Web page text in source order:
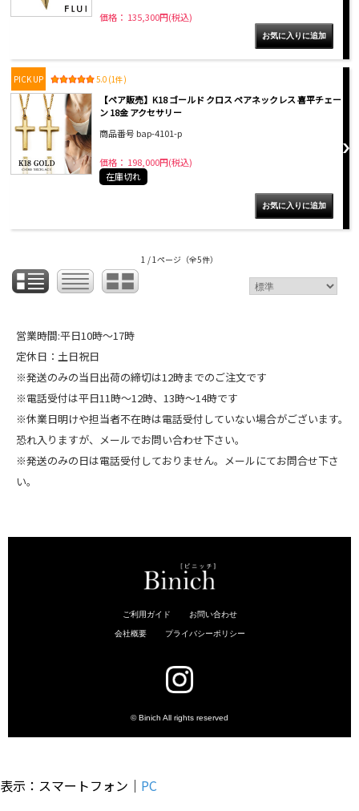
価格： 135,300円(税込)
PICK UP 5.0 (1件)
【ペア販売】K18 ゴールド クロス ペアネックレス 喜平チェー
ン 18金 アクセサリー
商品番号 bap-4101-p
価格： 198,000円(税込)
在庫切れ
1 / 1ページ （全5件）
営業時間:平日10時～17時
定休日：土日祝日
※発送のみの当日出荷の締切は12時までのご注文です
※電話受付は平日11時～12時、13時～14時です
※休業日明けや担当者不在時は電話受付していない場合がございます。
恐れ入りますが、メールでお問い合わせ下さい。
※発送のみの日は電話受付しておりません。メールにてお問合せ下さ
い。
表示：スマートフォン｜ PC